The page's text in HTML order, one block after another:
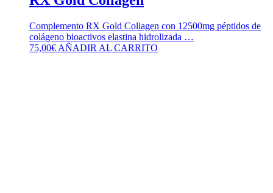
Complemento RX Gold Collagen con 12500mg péptidos de
colágeno bioactivos elastina hidrolizada …
75,00€ AÑADIR AL CARRITO